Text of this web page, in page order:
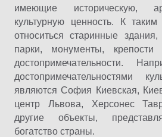
имеющие историческую,
культурную ценность. К
относиться старинные
парки, монументы, крепости
достопримечательности.
достопримечательностями
являются София Киевская,
центр Львова, Херсонес
другие объекты,
богатство страны.